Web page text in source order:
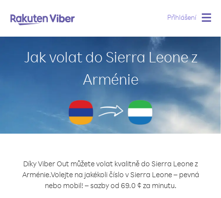
Přihlášení
Jak volat do Sierra Leone z
Arménie
Díky Viber Out můžete volat kvalitně do Sierra Leone z
Arménie.Volejte na jakékoli číslo v Sierra Leone – pevná
nebo mobil! – sazby od 69.0 ¢ za minutu.